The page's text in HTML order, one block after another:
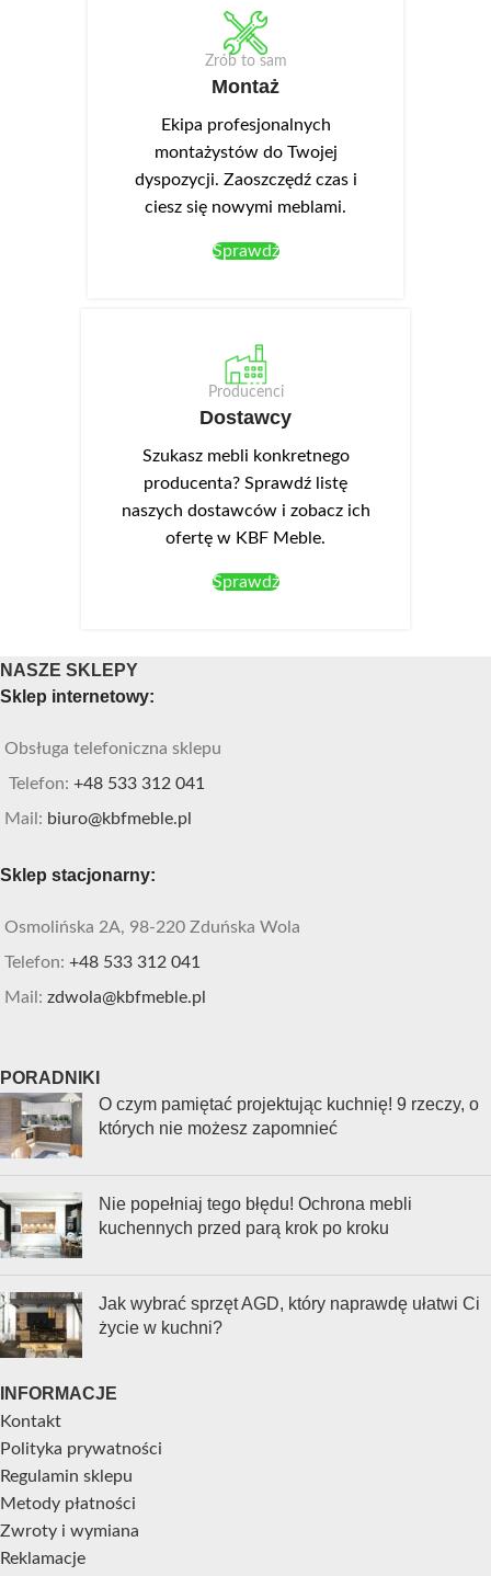
Zrób to sam
Montaż
Ekipa profesjonalnych
montażystów do Twojej
dyspozycji. Zaoszczędź czas i
ciesz się nowymi meblami.
Sprawdź
Producenci
Dostawcy
Szukasz mebli konkretnego
producenta? Sprawdź listę
naszych dostawców i zobacz ich
ofertę w KBF Meble.
Sprawdź
NASZE SKLEPY
Sklep internetowy:
Obsługa telefoniczna sklepu
Telefon: +48 533 312 041
Mail: biuro@kbfmeble.pl
Sklep stacjonarny:
Osmolińska 2A, 98-220 Zduńska Wola
Telefon: +48 533 312 041
Mail: zdwola@kbfmeble.pl
PORADNIKI
O czym pamiętać projektując kuchnię! 9 rzeczy, o
których nie możesz zapomnieć
Nie popełniaj tego błędu! Ochrona mebli
kuchennych przed parą krok po kroku
Jak wybrać sprzęt AGD, który naprawdę ułatwi Ci
życie w kuchni?
INFORMACJE
Kontakt
Polityka prywatności
Regulamin sklepu
Metody płatności
Zwroty i wymiana
Reklamacje